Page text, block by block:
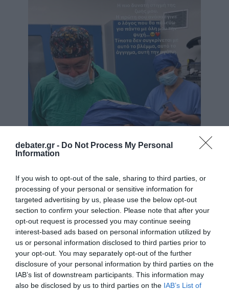
debater.gr - Do Not Process My Personal
Information
If you wish to opt-out of the sale, sharing to third parties, or
processing of your personal or sensitive information for
targeted advertising by us, please use the below opt-out
section to confirm your selection. Please note that after your
opt-out request is processed you may continue seeing
interest-based ads based on personal information utilized by
us or personal information disclosed to third parties prior to
your opt-out. You may separately opt-out of the further
disclosure of your personal information by third parties on the
IAB’s list of downstream participants. This information may
also be disclosed by us to third parties on the IAB’s List of